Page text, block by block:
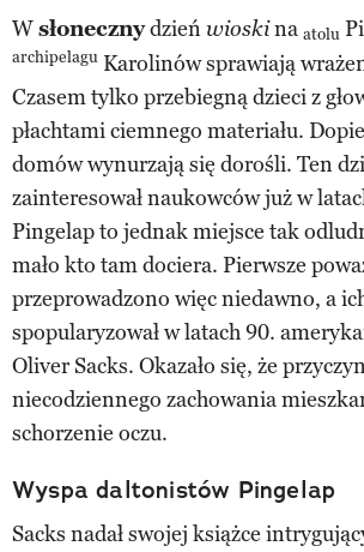
Wsłonecznydzieńwioskina atolu
archipelagu Karolinów sprawiają
Czasem tylko przebiegną dzieci z
płachtami ciemnego materiału.
domów wynurzają się dorośli. Ten
zainteresował naukowców już w
Pingelap to jednak miejsce tak
mało kto tam dociera. Pierwsze
przeprowadzono więc niedawno, a
spopularyzował w latach 90.
Oliver Sacks. Okazało się, że
niecodziennego zachowania
schorzenie oczu.
Wyspa daltonistów Pingelap
Sacks nadał swojej książce